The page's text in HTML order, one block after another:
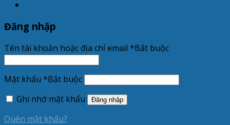
Đăng nhập
Tên tài khoản hoặc địa chỉ email *Bắt buộc
Mật khẩu *Bắt buộc
Ghi nhớ mật khẩu
Đăng nhập
Quên mật khẩu?